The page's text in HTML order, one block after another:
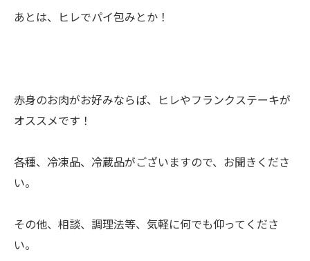
あとは、ヒレでパイ包みとか！
赤身のお肉がお好みならば、ヒレやフランクステーキが
オススメです！
各種、冷凍品、冷蔵品がございますので、お聞きくださ
い。
その他、相談、調理法等、気軽に何でも仰ってくださ
い。